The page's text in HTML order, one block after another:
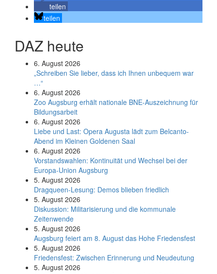
teilen
teilen
DAZ heute
6. August 2026
„Schreiben Sie lieber, dass ich Ihnen unbequem war
…“
6. August 2026
Zoo Augsburg erhält nationale BNE-Auszeichnung für
Bildungsarbeit
6. August 2026
Liebe und Last: Opera Augusta lädt zum Belcanto-
Abend im Kleinen Goldenen Saal
6. August 2026
Vorstandswahlen: Kontinuität und Wechsel bei der
Europa-Union Augsburg
5. August 2026
Dragqueen-Lesung: Demos blieben friedlich
5. August 2026
Diskussion: Mi­li­ta­ri­sie­rung und die kommunale
Zeitenwende
5. August 2026
Augsburg feiert am 8. August das Hohe Friedensfest
5. August 2026
Friedensfest: Zwischen Erinnerung und Neudeutung
5. August 2026